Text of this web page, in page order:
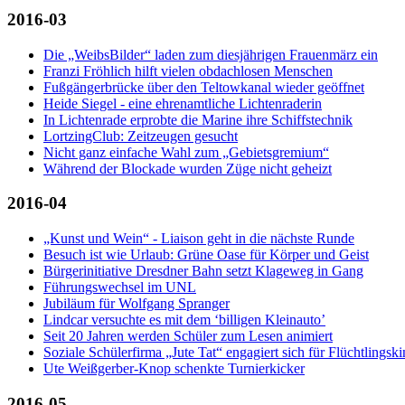
2016-03
Die „WeibsBilder“ laden zum diesjährigen Frauenmärz ein
Franzi Fröhlich hilft vielen obdachlosen Menschen
Fußgängerbrücke über den Teltowkanal wieder geöffnet
Heide Siegel - eine ehrenamtliche Lichtenraderin
In Lichtenrade erprobte die Marine ihre Schiffstechnik
LortzingClub: Zeitzeugen gesucht
Nicht ganz einfache Wahl zum „Gebietsgremium“
Während der Blockade wurden Züge nicht geheizt
2016-04
„Kunst und Wein“ - Liaison geht in die nächste Runde
Besuch ist wie Urlaub: Grüne Oase für Körper und Geist
Bürgerinitiative Dresdner Bahn setzt Klageweg in Gang
Führungswechsel im UNL
Jubiläum für Wolfgang Spranger
Lindcar versuchte es mit dem ‘billigen Kleinauto’
Seit 20 Jahren werden Schüler zum Lesen animiert
Soziale Schülerfirma „Jute Tat“ engagiert sich für
Ute Weißgerber-Knop schenkte Turnierkicker